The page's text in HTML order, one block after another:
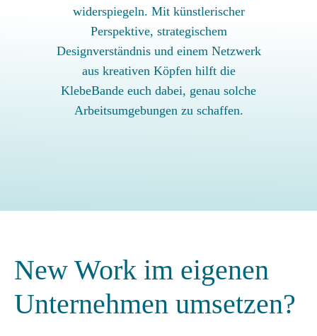
widerspiegeln. Mit künstlerischer
Perspektive, strategischem
Designverständnis und einem Netzwerk
aus kreativen Köpfen hilft die
KlebeBande euch dabei, genau solche
Arbeitsumgebungen zu schaffen.
New Work im eigenen
Unternehmen umsetzen?